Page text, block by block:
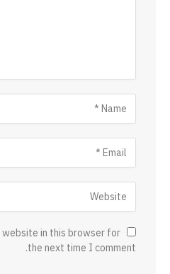
website in this browser for
the next time I comment.